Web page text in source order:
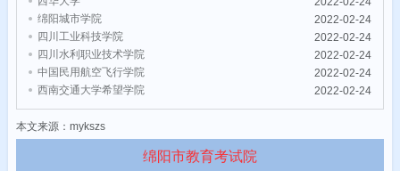
绵阳城市学院
2022-02-24
四川工业科技学院
2022-02-24
四川水利职业技术学院
2022-02-24
中国民用航空飞行学院
2022-02-24
西南交通大学希望学院
2022-02-24
本文来源：mykszs
绵阳市教育考试院